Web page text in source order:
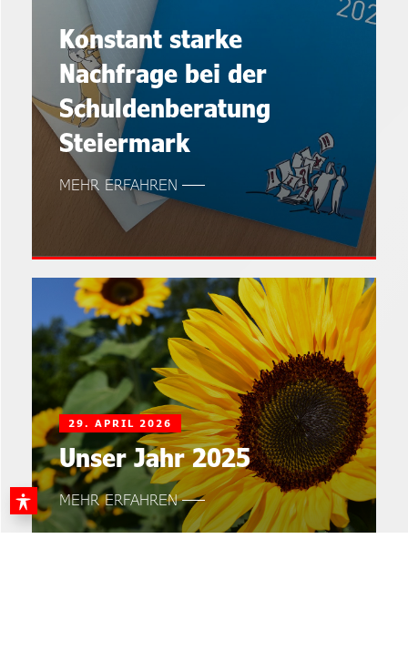
Konstant starke
Nachfrage bei der
Schuldenberatung
Steiermark
MEHR ERFAHREN
Unser Jahr 2025
29. APRIL 2026
MEHR ERFAHREN